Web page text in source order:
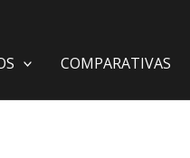
COMPARATIVAS